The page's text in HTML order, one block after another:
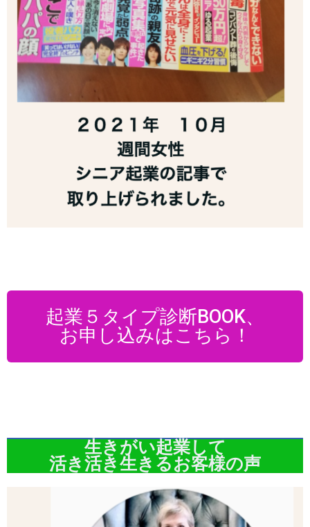
起業５タイプ診断BOOK、
お申し込みはこちら！
生きがい起業して
活き活き生きるお客様の声